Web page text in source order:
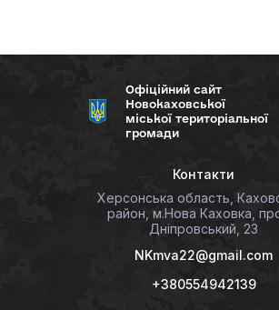
Офіційний сайт
Новокаховської
міської територіальної
громади
Контакти
Херсонська область,
район, м.Нова Каховка,
Дніпровський, 23
NKmva22@gmail.com
+380554942139